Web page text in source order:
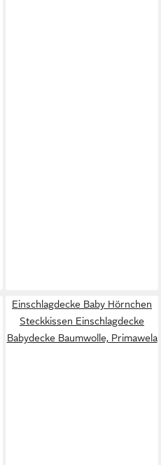
Einschlagdecke Baby Hörnchen
Steckkissen Einschlagdecke
Babydecke Baumwolle, Primawela